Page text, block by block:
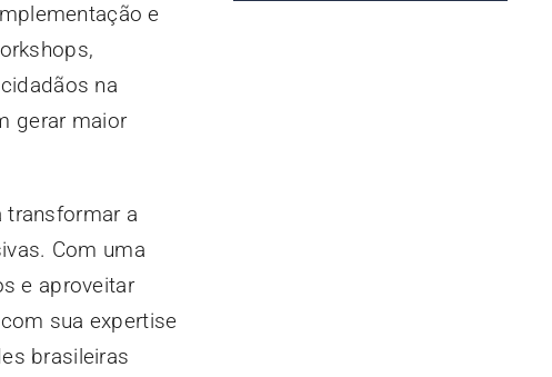
e
na
gerar maior
transformar a
Com uma
e aproveitar
sua expertise
brasileiras